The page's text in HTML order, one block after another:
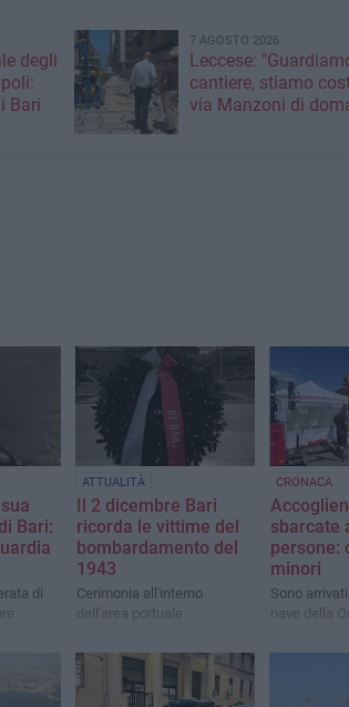
degli
Bari
7 AGOSTO 2026
Leccese:
cantiere, stiamo
via Manzoni di
Bari:
di
ATTUALITÀ
Il 2 dicembre Bari
ricorda le vittime del
bombardamento del
1943
Cerimonia all'interno
dell'area portuale
CRONACA
sbarcate
persone:
minori
Sono
nave della